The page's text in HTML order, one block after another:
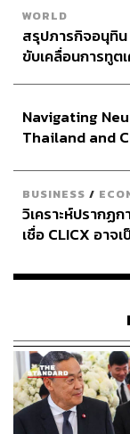
WORLD
สรุปภารกิจอนุทิน
ขับเคลื่อนการทูต
Navigating
Thailand and
BUSINESS /
วิเคราะห์ปราก
เชื่อ CLICX อาจ
เรือนไทยที่ถูกซุก